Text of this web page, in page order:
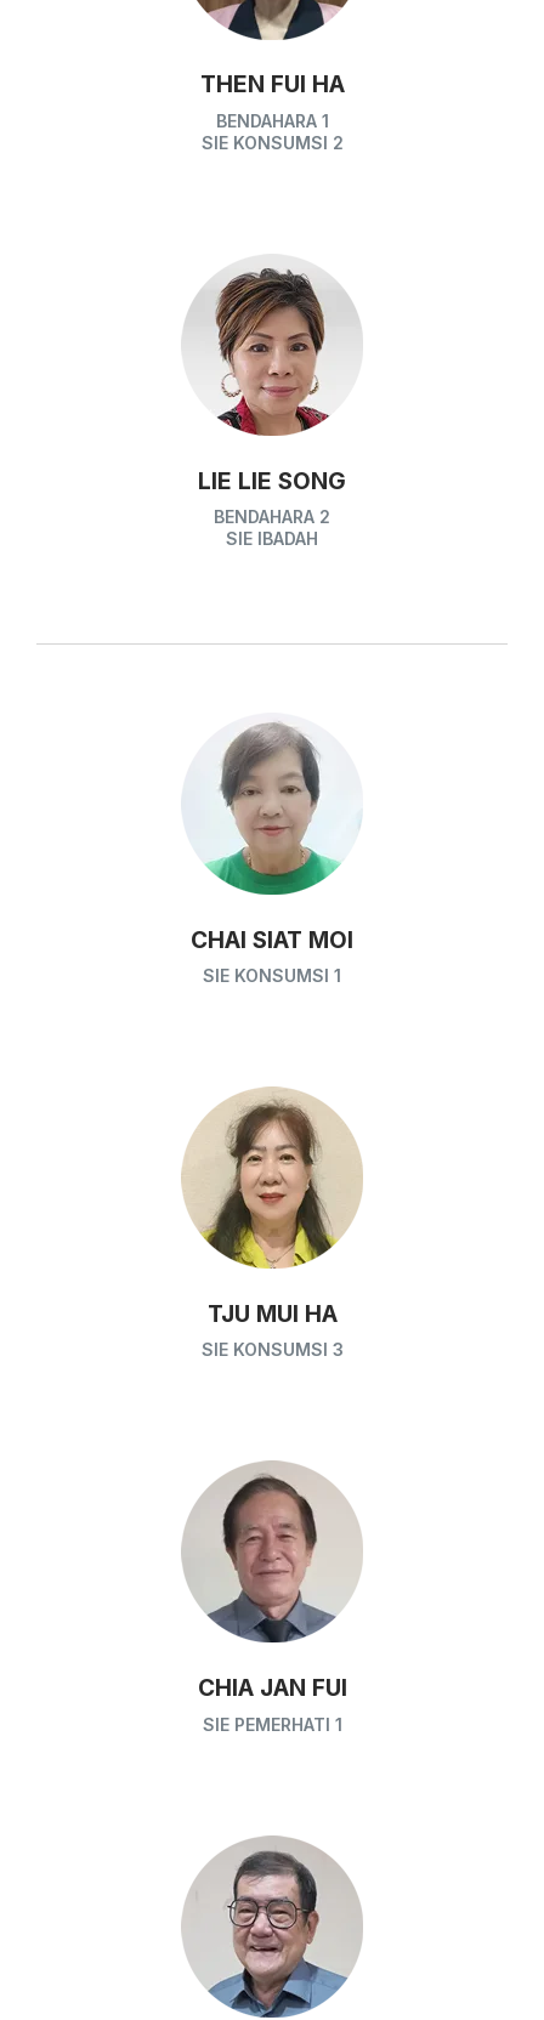
THEN FUI HA
BENDAHARA 1
SIE KONSUMSI 2
LIE LIE SONG
BENDAHARA 2
SIE IBADAH
CHAI SIAT MOI
SIE KONSUMSI 1
TJU MUI HA
SIE KONSUMSI 3
CHIA JAN FUI
SIE PEMERHATI 1